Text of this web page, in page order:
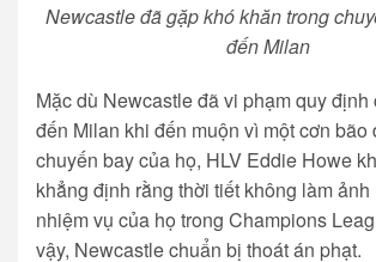
Newcastle đã gặp khó khăn trong
đến Milan
Mặc dù Newcastle đã vi phạm quy định
đến Milan khi đến muộn vì một cơn bão
chuyến bay của họ, HLV Eddie Howe
khẳng định rằng thời tiết không làm
nhiệm vụ của họ trong Champions
vậy, Newcastle chuẩn bị thoát án phạt.